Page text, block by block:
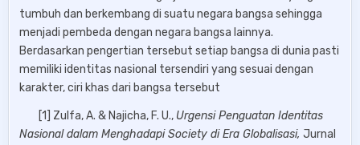
tumbuh dan berkembang di suatu negara bangsa sehingga
menjadi pembeda dengan negara bangsa lainnya.
Berdasarkan pengertian tersebut setiap bangsa di dunia pasti
memiliki identitas nasional tersendiri yang sesuai dengan
karakter, ciri khas dari bangsa tersebut
[1] Zulfa, A. & Najicha, F. U., Urgensi Penguatan Identitas
Nasional dalam Menghadapi Society di Era Globalisasi, Jurnal